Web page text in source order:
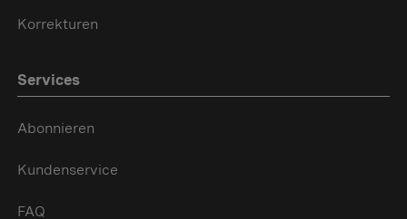
Korrekturen
Services
Abonnieren
Kundenservice
FAQ